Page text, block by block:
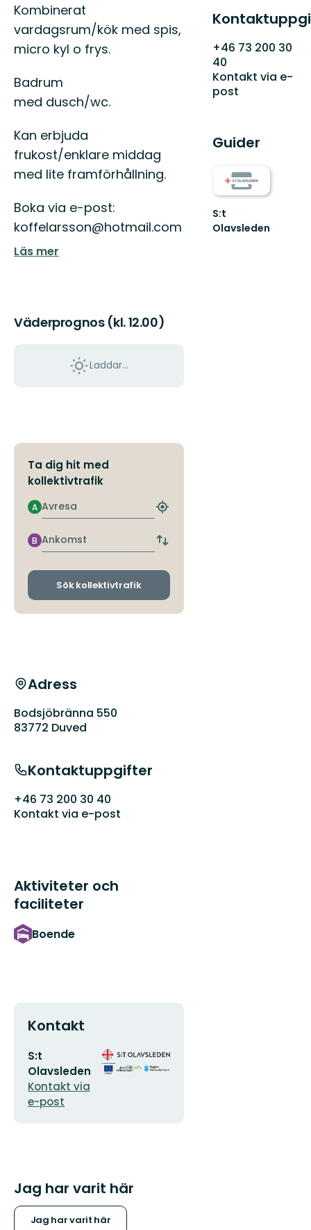
Kombinerat
vardagsrum/kök med spis,
micro kyl o frys.
Badrum
med dusch/wc.
Kan erbjuda
frukost/enklare middag
med lite framförhållning.
Boka via e-post:
koffelarsson@hotmail.com
Läs mer
Väderprognos (kl. 12.00)
Laddar...
Ta dig hit med
kollektivtrafik
Avresa
A
Hitta
hållplats
Ankomst
B
Byt
och
Sök kollektivtrafik
Adress
Bodsjöbränna 550
83772 Duved
Kontaktuppgifter
+46 73 200 30 40
Kontakt via e-post
Aktiviteter och
faciliteter
Boende
Kontakt
E-
postadress
S:t
Olavsleden
Kontakt via
e-post
Organisationens
logotyp
Jag har varit här
Jag har varit här
+46 73 200 30
40
Kontakt via e-
post
Guider
S:t
Olavsleden